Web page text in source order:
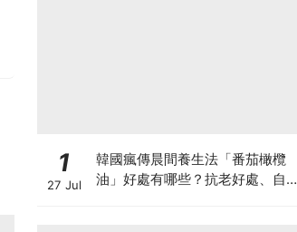
1
27 Jul
韓國瘋傳晨間養生法「番茄橄欖
油」好處有哪些？抗老好處、自製